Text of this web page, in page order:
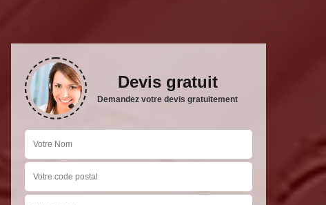
Devis gratuit
Demandez votre devis gratuitement